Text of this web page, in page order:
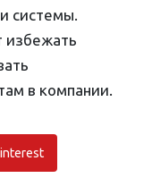
системы.
избежать
в компании.